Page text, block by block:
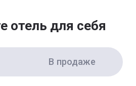
отель для себя
В продаже